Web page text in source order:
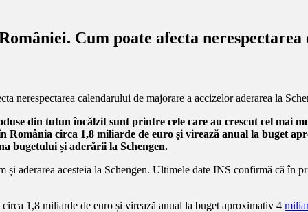
Cum poate afecta
din tutun încălzit sunt printre cele care au crescut cel mai
circa 1,8 miliarde de euro și virează anual la buget
bugetului și aderării la Schengen.
aderarea acesteia la Schengen. Ultimele date INS confirmă că în
1,8 miliarde de euro și virează anual la buget aproximativ 4